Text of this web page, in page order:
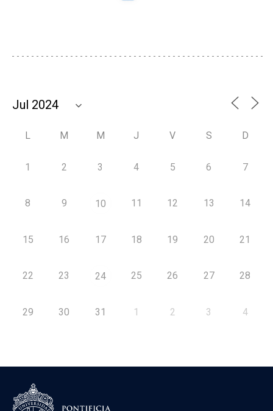
L M M J V S D
1 2 3 4 5 6 7
8 9 10 11 12 13 14
15 16 17 18 19 20 21
22 23 24 25 26 27 28
29 30 31 1 2 3 4